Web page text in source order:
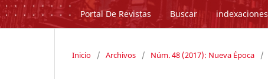
Portal De Revistas Buscar indexaciones
Inicio / Archivos / Núm. 48 (2017): Nueva Época /